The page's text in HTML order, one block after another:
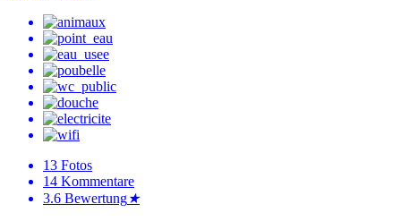
13 Fotos
14 Kommentare
3.6 Bewertung★